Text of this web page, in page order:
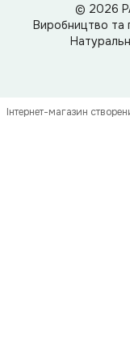
© 2026
Виробництво та
Інтернет-магазин